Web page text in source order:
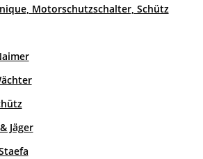
Motorschutzschalter, Schütz
Jäger